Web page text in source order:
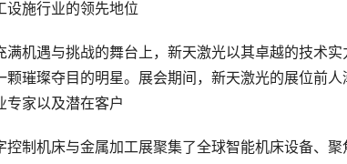
设施行业的领先地位
遇与挑战的舞台上，新天激光以其卓越的技术实
颗璀璨夺目的明星。展会期间，新天激光的展位前
专家以及潜在客户
机床与金属加工展聚集了全球智能机床设备、聚